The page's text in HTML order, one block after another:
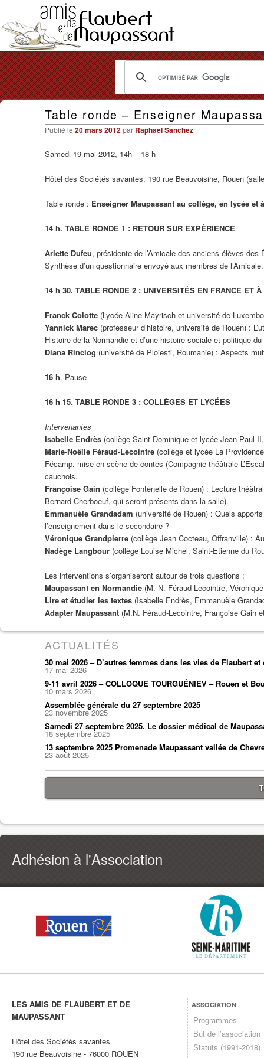
Les
Flaubert
Maupassant
Table ronde – Enseigner
Publié le 20 mars 2012par Raphael Sanchez
Samedi 19 mai 2012, 14h – 18 h
Hôtel des Sociétés savantes, 190 rue Beauvoisine, Rouen
Table ronde : Enseigner Maupassant au collège, en lycée et
14 h. TABLE RONDE 1 : RETOUR SUR EXPÉRIENCE
Arlette Dufeu, présidente de l’Amicale des anciens élèves
Synthèse d’un questionnaire envoyé aux membres de l’Amicale.
14 h 30. TABLE RONDE 2 : UNIVERSITÉS EN FRANCE ET À
Franck Colotte (Lycée Aline Mayrisch et université de
Yannick Marec (professeur d’histoire, université de Rouen) :
Histoire de la Normandie et d’une histoire sociale et politique
Diana Rinciog (université de Ploiesti, Roumanie) : Aspects
16 h. Pause
16 h 15. TABLE RONDE 3 : COLLÈGES ET LYCÉES
Intervenantes
Isabelle Endrès (collège Saint-Dominique et lycée Jean-Paul
Marie-Noëlle Féraud-Lecointre (collège et lycée La
Fécamp, mise en scène de contes (Compagnie théâtrale
cauchois.
Françoise Gain (collège Fontenelle de Rouen) : Lecture
Bernard Cherboeuf, qui seront présents dans la salle).
Emmanuèle Grandadam (université de Rouen) : Quels
l’enseignement dans le secondaire ?
Véronique Grandpierre (collège Jean Cocteau, Offranville) :
Nadège Langbour (collège Louise Michel, Saint-Etienne du
Les interventions s’organiseront autour de trois questions :
Maupassant en Normandie (M.-N. Féraud-Lecointre,
Lire et étudier les textes (Isabelle Endrès, Emmanuèle
Adapter Maupassant (M.N. Féraud-Lecointre, Françoise Gain
ACTUALITÉS
30 mai 2026 – D’autres femmes dans les vies de Flaubert et
17 mai 2026
9-11 avril 2026 – COLLOQUE TOURGUÉNIEV – Rouen et
10 mars 2026
Assemblée générale du 27 septembre 2025
23 novembre 2025
Samedi 27 septembre 2025. Le dossier médical de
18 septembre 2025
13 septembre 2025 Promenade Maupassant vallée de
23 août 2025
Adhésion à l'Association
LES AMIS DE FLAUBERT ET DE
MAUPASSANT
Hôtel des Sociétés savantes
190 rue Beauvoisine - 76000 ROUEN
ASSOCIATION
Programmes
But de l’association
Statuts (1991-2018)